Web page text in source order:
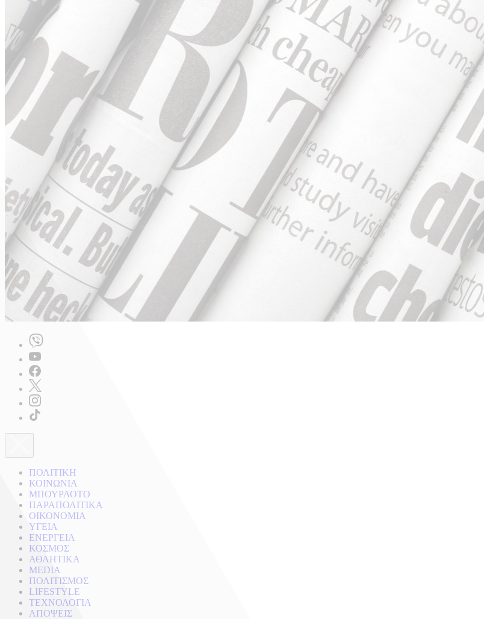
ΠΟΛΙΤΙΚΗ
ΚΟΙΝΩΝΙΑ
ΜΠΟΥΡΛΟΤΟ
ΠΑΡΑΠΟΛΙΤΙΚΑ
ΟΙΚΟΝΟΜΙΑ
ΥΓΕΙΑ
ΕΝΕΡΓΕΙΑ
ΚΟΣΜΟΣ
ΑΘΛΗΤΙΚΑ
MEDIA
ΠΟΛΙΤΙΣΜΟΣ
LIFESTYLE
ΤΕΧΝΟΛΟΓΙΑ
ΑΠΟΨΕΙΣ